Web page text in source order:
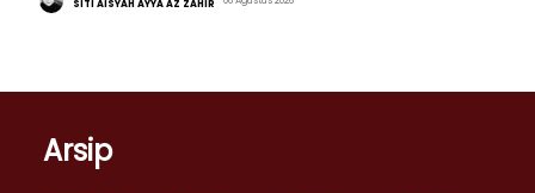
SITI AISYAH AYYA AZ ZAHIR
Arsip